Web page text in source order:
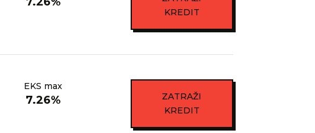
KREDIT
EKS max
7.26%
ZATRAŽI
KREDIT